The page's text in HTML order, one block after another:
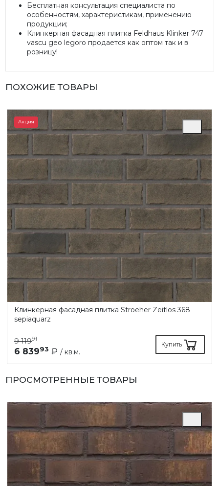
Бесплатная консультация специалиста по
особенностям, характеристикам, применению
продукции;
Клинкерная фасадная плитка Feldhaus Klinker 747
vascu geo legoro продается как оптом так и в
розницу!
ПОХОЖИЕ ТОВАРЫ
Акция
Клинкерная фасадная плитка Stroeher Zeitlos 368
sepiaquarz
9 11991
6 83993 ₽ / кв.м.
Купить
ПРОСМОТРЕННЫЕ ТОВАРЫ